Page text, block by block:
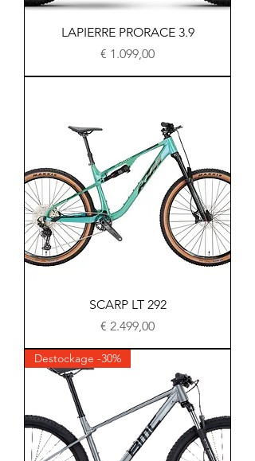
LAPIERRE PRORACE 3.9
Prijs
€ 1.099,00
SCARP LT 292
Prijs
€ 2.499,00
Destockage -30%